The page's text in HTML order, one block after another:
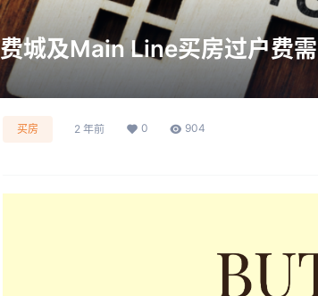
费城及Main Line买房过户费
买房 2 年前 0 904